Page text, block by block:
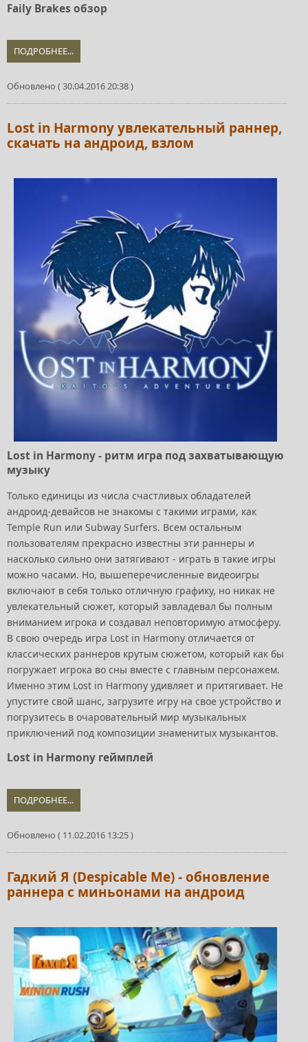
Faily Brakes обзор
ПОДРОБНЕЕ...
Обновлено ( 30.04.2016 20:38 )
Lost in Harmony увлекательный раннер,
скачать на андроид, взлом
Lost in Harmony - ритм игра под захватывающую
музыку
Только единицы из числа счастливых обладателей
андроид-девайсов не знакомы с такими играми, как
Temple Run или Subway Surfers. Всем остальным
пользователям прекрасно известны эти раннеры и
насколько сильно они затягивают - играть в такие игры
можно часами. Но, вышеперечисленные видеоигры
включают в себя только отличную графику, но никак не
увлекательный сюжет, который завладевал бы полным
вниманием игрока и создавал неповторимую атмосферу.
В свою очередь игра Lost in Harmony отличается от
классических раннеров крутым сюжетом, который как бы
погружает игрока во сны вместе с главным персонажем.
Именно этим Lost in Harmony удивляет и притягивает. Не
упустите свой шанс, загрузите игру на свое устройство и
погрузитесь в очаровательный мир музыкальных
приключений под композиции знаменитых музыкантов.
Lost in Harmony геймплей
ПОДРОБНЕЕ...
Обновлено ( 11.02.2016 13:25 )
Гадкий Я (Despicable Me) - обновление
раннера с миньонами на андроид